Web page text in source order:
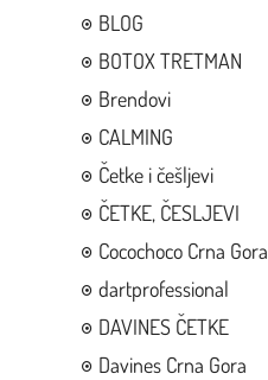
BLOG
BOTOX TRETMAN
Brendovi
CALMING
Četke i češljevi
ČETKE, ČESLJEVI
Cocochoco Crna Gora
dartprofessional
DAVINES ČETKE
Davines Crna Gora